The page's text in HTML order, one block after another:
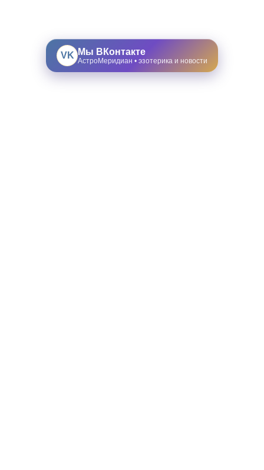
VK Мы ВКонтакте
АстроМеридиан • эзотерика и новости